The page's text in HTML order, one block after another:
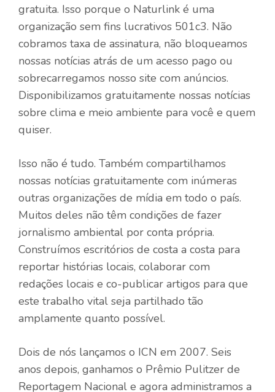
gratuita. Isso porque o Naturlink é uma
organização sem fins lucrativos 501c3. Não
cobramos taxa de assinatura, não bloqueamos
nossas notícias atrás de um acesso pago ou
sobrecarregamos nosso site com anúncios.
Disponibilizamos gratuitamente nossas notícias
sobre clima e meio ambiente para você e quem
quiser.
Isso não é tudo. Também compartilhamos
nossas notícias gratuitamente com inúmeras
outras organizações de mídia em todo o país.
Muitos deles não têm condições de fazer
jornalismo ambiental por conta própria.
Construímos escritórios de costa a costa para
reportar histórias locais, colaborar com
redações locais e co-publicar artigos para que
este trabalho vital seja partilhado tão
amplamente quanto possível.
Dois de nós lançamos o ICN em 2007. Seis
anos depois, ganhamos o Prêmio Pulitzer de
Reportagem Nacional e agora administramos a